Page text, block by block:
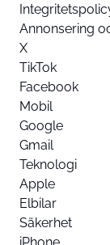
Annonsering
X
TikTok
Facebook
Mobil
Google
Gmail
Teknologi
Apple
Elbilar
Säkerhet